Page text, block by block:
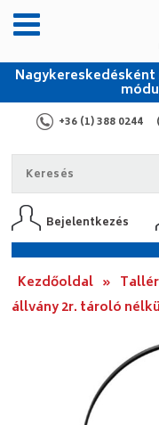
+36 (1) 388 0244
Bejelentkezés
Kezdőoldal »
állvány 2r. tároló